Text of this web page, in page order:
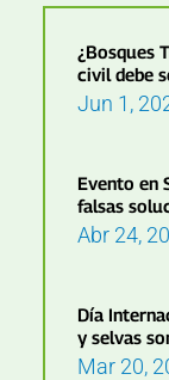
¿Bosques
civil debe
Jun 1,
Evento en
falsas
Abr 24,
Día
y selvas
Mar 20,